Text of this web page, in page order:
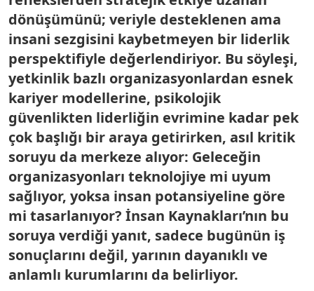
dönüşümünü; veriyle desteklenen ama
insani sezgisini kaybetmeyen bir liderlik
perspektifiyle değerlendiriyor. Bu söyleşi,
yetkinlik bazlı organizasyonlardan esnek
kariyer modellerine, psikolojik
güvenlikten liderliğin evrimine kadar pek
çok başlığı bir araya getirirken, asıl kritik
soruyu da merkeze alıyor: Geleceğin
organizasyonları teknolojiye mi uyum
sağlıyor, yoksa insan potansiyeline göre
mi tasarlanıyor? İnsan Kaynakları’nın bu
soruya verdiği yanıt, sadece bugünün iş
sonuçlarını değil, yarının dayanıklı ve
anlamlı kurumlarını da belirliyor.